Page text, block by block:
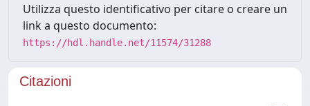
Utilizza questo identificativo per citare o creare un
link a questo documento:
https://hdl.handle.net/11574/31288
Citazioni